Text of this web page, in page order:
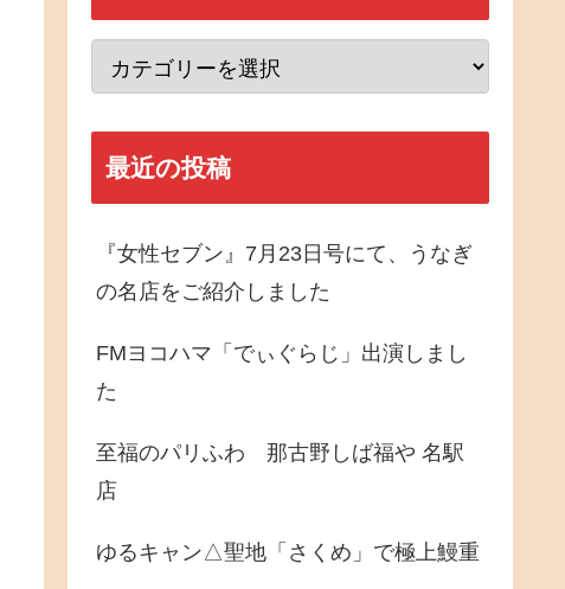
最近の投稿
『女性セブン』7月23日号にて、うなぎ
の名店をご紹介しました
FMヨコハマ「でぃぐらじ」出演しまし
た
至福のパリふわ 那古野しば福や 名駅
店
ゆるキャン△聖地「さくめ」で極上鰻重